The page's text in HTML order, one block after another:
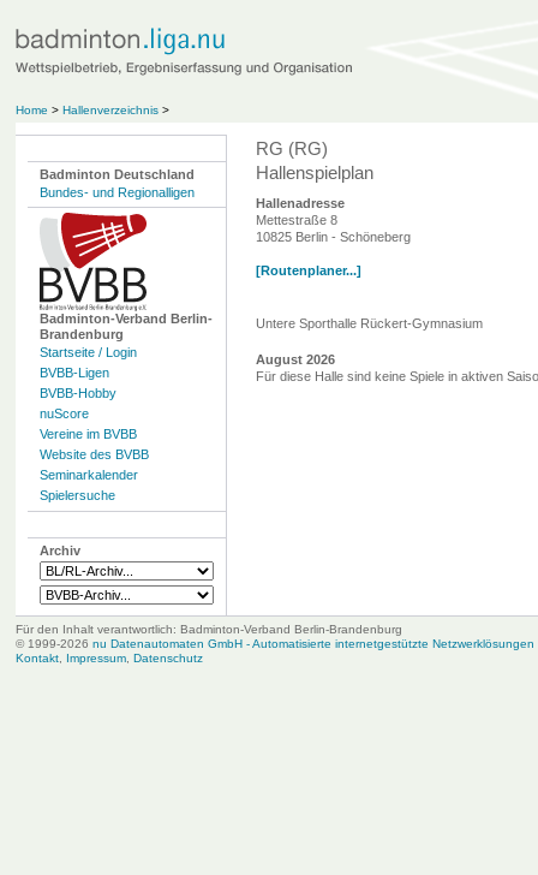
Home > Hallenverzeichnis>
Badminton Deutschland
Bundes- und Regionalligen
Badminton-Verband Berlin-
Brandenburg
Startseite / Login
BVBB-Ligen
BVBB-Hobby
nuScore
Vereine im BVBB
Website des BVBB
Seminarkalender
Spielersuche
Archiv
RG (RG)
Hallenspielplan
Hallenadresse
Mettestraße 8
10825 Berlin - Schöneberg
[Routenplaner...]
Untere Sporthalle Rückert-Gymnasium
August 2026
Für diese Halle sind keine Spiele in aktiven
Für den Inhalt verantwortlich: Badminton-Verband Berlin-Brandenburg
© 1999-2026 nu Datenautomaten GmbH - Automatisierte internetgestützte Netzwerklösungen
Kontakt, Impressum, Datenschutz